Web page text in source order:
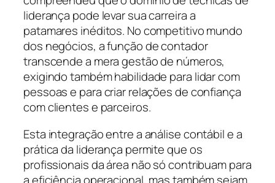
liderança pode levar sua carreira a
patamares inéditos. No competitivo mundo
dos negócios, a função de contador
transcende a mera gestão de números,
exigindo também habilidade para lidar com
pessoas e para criar relações de confiança
com clientes e parceiros.
Esta integração entre a análise contábil e a
prática da liderança permite que os
profissionais da área não só contribuam para